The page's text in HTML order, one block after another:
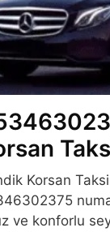
Korsan
ve konforlu